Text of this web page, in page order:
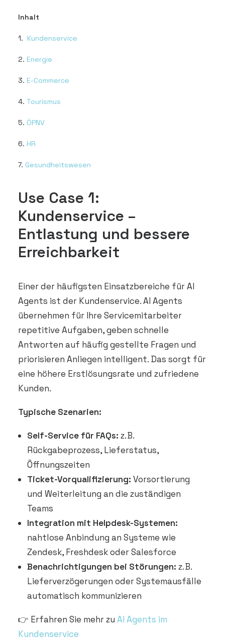
Inhalt
1. Kundenservice
2. Energie
3. E-Commerce
4. Tourismus
5. ÖPNV
6. HR
7. Gesundheitswesen
Use Case 1:
Kundenservice –
Entlastung und bessere
Erreichbarkeit
Einer der häufigsten Einsatzbereiche für AI
Agents ist der Kundenservice. AI Agents
übernehmen für Ihre Servicemitarbeiter
repetitive Aufgaben, geben schnelle
Antworten auf häufig gestellte Fragen und
priorisieren Anliegen intelligent. Das sorgt für
eine höhere Erstlösungsrate und zufriedene
Kunden.
Typische Szenarien:
Self-Service für FAQs: z. B.
Rückgabeprozess, Lieferstatus,
Öffnungszeiten
Ticket-Vorqualifizierung: Vorsortierung
und Weiterleitung an die zuständigen
Teams
Integration mit Helpdesk-Systemen:
nahtlose Anbindung an Systeme wie
Zendesk, Freshdesk oder Salesforce
Benachrichtigungen bei Störungen: z. B.
Lieferverzögerungen oder Systemausfälle
automatisch kommunizieren
👉 Erfahren Sie mehr zu AI Agents im
Kundenservice